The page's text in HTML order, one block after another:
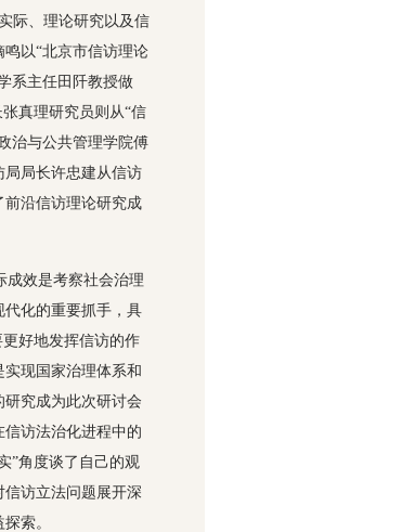
际、理论研究以及信
以“北京市信访理论
系主任田阡教授做
真理研究员则从“信
治与公共管理学院傅
局局长许忠建从信访
前沿信访理论研究成
成效是考察社会治理
化的重要抓手，具
好地发挥信访的作
现国家治理体系和
究成为此次研讨会
访法治化进程中的
”角度谈了自己的观
访立法问题展开深
索。